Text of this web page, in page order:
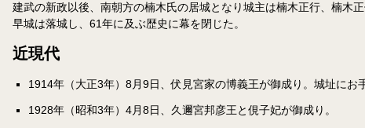
建武の新政以後、南朝方の楠木氏の居城となり城主は楠木正行、楠木
早城は落城し、61年に及ぶ歴史に幕を閉じた。
近現代
1914年（大正3年）8月9日、伏見宮家の博義王が御成り。城址にお
1928年（昭和3年）4月8日、久邇宮邦彦王と俔子妃が御成り。